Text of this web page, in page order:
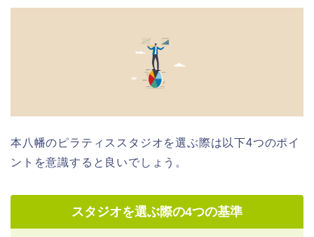
本八幡のピラティススタジオを選ぶ際は以下4つのポイ
ントを意識すると良いでしょう。
スタジオを選ぶ際の4つの基準